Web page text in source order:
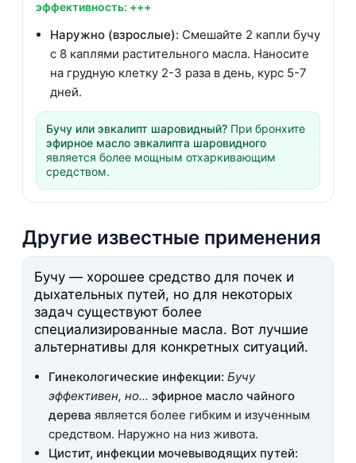
эффективность: +++
Наружно (взрослые): Смешайте 2 капли бучу
с 8 каплями растительного масла. Наносите
на грудную клетку 2-3 раза в день, курс 5-7
дней.
Бучу или эвкалипт шаровидный? При бронхите
эфирное масло эвкалипта шаровидного
является более мощным отхаркивающим
средством.
Другие известные применения
Бучу — хорошее средство для почек и
дыхательных путей, но для некоторых
задач существуют более
специализированные масла. Вот лучшие
альтернативы для конкретных ситуаций.
Гинекологические инфекции: Бучу
эффективен, но... эфирное масло чайного
дерева является более гибким и изученным
средством. Наружно на низ живота.
Цистит, инфекции мочевыводящих путей: